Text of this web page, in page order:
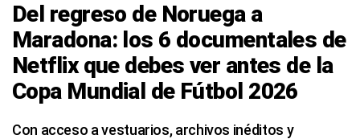
Del regreso de Noruega a
Maradona: los 6 documentales de
Netflix que debes ver antes de la
Copa Mundial de Fútbol 2026
Con acceso a vestuarios, archivos inéditos y